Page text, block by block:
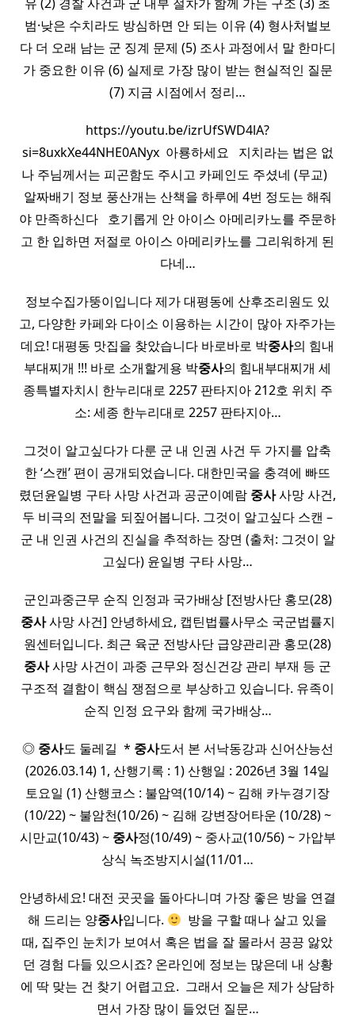
범·낮은 수치라도 방심하면 안 되는 이유 (4) 형사처벌보
다 더 오래 남는 군 징계 문제 (5) 조사 과정에서 말 한마디
가 중요한 이유 (6) 실제로 가장 많이 받는 현실적인 질문
(7) 지금 시점에서 정리…
https://youtu.be/izrUfSWD4lA?
si=8uxkXe44NHE0ANyx ​ 아룡하세요 ​ ​ 지치라는 법은 없
나 주님께서는 피곤함도 주시고 카페인도 주셨네 (무교) ​ ​
알짜배기 정보 풍산개는 산책을 하루에 4번 정도는 해줘
야 만족하신다 ​ ​ 호기롭게 안 아이스 아메리카노를 주문하
고 한 입하면 저절로 아이스 아메리카노를 그리워하게 된
다네…
정보수집가뚱이입니다 제가 대평동에 산후조리원도 있
고, 다양한 카페와 다이소 이용하는 시간이 많아 자주가는
데요! 대평동 맛집을 찾았습니다 바로바로 박중사의 힘내
부대찌개 !!! 바로 소개할게용 박중사의 힘내부대찌개 세
종특별자치시 한누리대로 2257 판타지아 212호 위치 주
소: 세종 한누리대로 2257 판타지아…
그것이 알고싶다가 다룬 군 내 인권 사건 두 가지를 압축
한 ‘스캔’ 편이 공개되었습니다. 대한민국을 충격에 빠뜨
렸던윤일병 구타 사망 사건과 공군이예람 중사사망 사건,
두 비극의 전말을 되짚어봅니다. 그것이 알고싶다 스캔 –
군 내 인권 사건의 진실을 추적하는 장면 (출처: 그것이 알
고싶다) 윤일병 구타 사망…
군인과중근무 순직 인정과 국가배상 [전방사단 홍모(28)
중사사망 사건] 안녕하세요, 캡틴법률사무소 국군법률지
원센터입니다. 최근 육군 전방사단 급양관리관 홍모(28)
중사사망 사건이 과중 근무와 정신건강 관리 부재 등 군
구조적 결함이 핵심 쟁점으로 부상하고 있습니다. 유족이
순직 인정 요구와 함께 국가배상…
◎ 중사도 둘레길 ​ * 중사도서 본 서낙동강과 신어산능선
(2026.03.14) 1, 산행기록 : 1) 산행일 : 2026년 3월 14일
토요일 (1) 산행코스 : 불암역(10/14) ~ 김해 카누경기장
(10/22) ~ 불암천(10/26) ~ 김해 강변장어타운 (10/28) ~
시만교(10/43) ~ 중사정(10/49) ~ 중사교(10/56) ~ 가압부
상식 녹조방지시설(11/01…
안녕하세요! 대전 곳곳을 돌아다니며 가장 좋은 방을 연결
해 드리는 양중사입니다.
​ 방을 구할 때나 살고 있을
때, 집주인 눈치가 보여서 혹은 법을 잘 몰라서 끙끙 앓았
던 경험 다들 있으시죠? 온라인에 정보는 많은데 내 상황
에 딱 맞는 건 찾기 어렵고요. ​ 그래서 오늘은 제가 상담하
면서 가장 많이 들었던 질문…